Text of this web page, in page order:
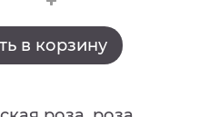
в корзину